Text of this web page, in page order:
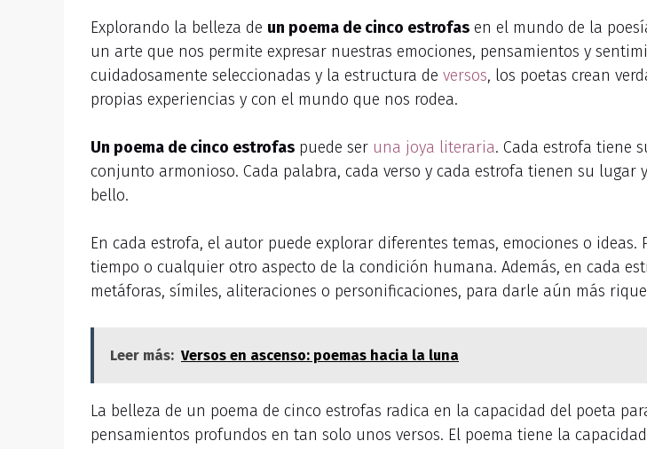
Explorando la belleza de un poema de cinco estrofas en el mundo de la
un arte que nos permite expresar nuestras emociones, pensamientos y
cuidadosamente seleccionadas y la estructura de versos, los poetas crean
propias experiencias y con el mundo que nos rodea.
Un poema de cinco estrofas puede ser una joya literaria. Cada estrofa tiene
conjunto armonioso. Cada palabra, cada verso y cada estrofa tienen su
bello.
En cada estrofa, el autor puede explorar diferentes temas, emociones o
tiempo o cualquier otro aspecto de la condición humana. Además, en cada
metáforas, símiles, aliteraciones o personificaciones, para darle aún más
Leer más: Versos en ascenso: poemas hacia la luna
La belleza de un poema de cinco estrofas radica en la capacidad del poeta
pensamientos profundos en tan solo unos versos. El poema tiene la